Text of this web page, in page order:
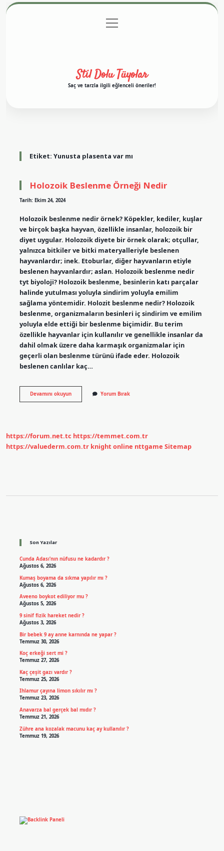
Gizlilik Politikası
menüyü
aç
Stil Dolu Tüyolar
Saç ve tarzla ilgili eğlenceli öneriler!
Etiket: Yunusta plasenta var mı
Holozoik Beslenme Örneği Nedir
Tarih: Ekim 24, 2024
Holozoik beslenme nedir örnek? Köpekler, kediler, kuşlar
ve birçok başka hayvan, özellikle insanlar, holozoik bir
diyet uygular. Holozoik diyete bir örnek olarak; otçullar,
yalnızca bitkiler ve bitki materyalleriyle beslenen
hayvanlardır; inek. Etoburlar, diğer hayvanların etiyle
beslenen hayvanlardır; aslan. Holozoik beslenme nedir
tyt biyoloji? Holozoik beslenme, besinlerin katı parçalar
halinde yutulması yoluyla sindirim yoluyla emilim
sağlama yöntemidir. Holozit beslenme nedir? Holozoik
beslenme, organizmaların besinleri iç sindirim ve emilim
yoluyla elde ettiği bir beslenme biçimidir. Bu terim
özellikle hayvanlar için kullanılır ve genellikle insanlar da
dahil olmak üzere daha karmaşık organizmalar için
geçerli olan beslenme türünü ifade eder. Holozoik
beslenen canlılar kaç…
Devamını okuyunHolozoik
Beslenme
Yorum Bırak
https://forum.net.tc https://temmet.com.tr
https://valuederm.com.tr knight online nttgame Sitemap
Son Yazılar
Cunda Adası’nın nüfusu ne kadardır ?
Ağustos 6, 2026
Kumaş boyama da sıkma yapılır mı ?
Ağustos 6, 2026
Aveeno boykot ediliyor mu ?
Ağustos 5, 2026
9 sinif fizik hareket nedir ?
Ağustos 3, 2026
Bir bebek 9 ay anne karnında ne yapar ?
Temmuz 30, 2026
Koç erkeği sert mi ?
Temmuz 27, 2026
Kaç çeşit gazı vardır ?
Temmuz 25, 2026
Ihlamur çayına limon sıkılır mı ?
Temmuz 23, 2026
Anavarza bal gerçek bal mıdır ?
Temmuz 21, 2026
Zühre ana kozalak macunu kaç ay kullanılır ?
Temmuz 19, 2026